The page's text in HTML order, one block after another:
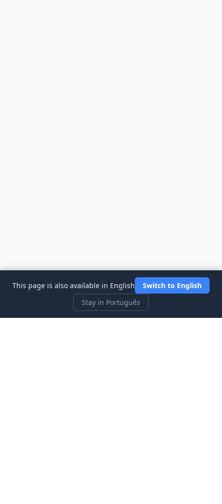
This page is also available in English
Switch to English
Stay in Português